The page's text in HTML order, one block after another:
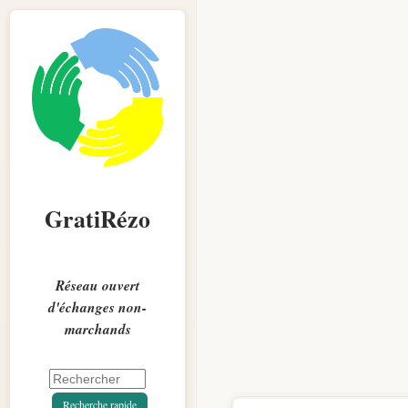
GratiRézo
Réseau ouvert
d'échanges non-
marchands